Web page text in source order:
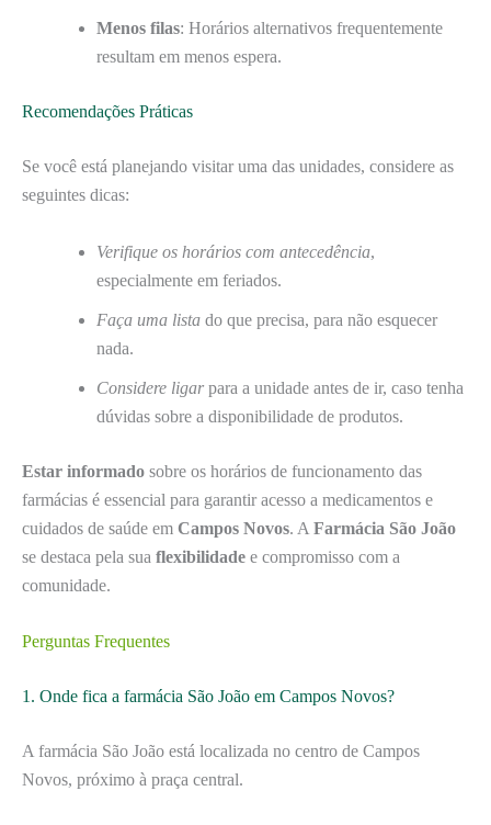
Menos filas: Horários alternativos frequentemente
resultam em menos espera.
Recomendações Práticas
Se você está planejando visitar uma das unidades, considere as
seguintes dicas:
Verifique os horários com antecedência,
especialmente em feriados.
Faça uma lista do que precisa, para não esquecer
nada.
Considere ligarpara a unidade antes de ir, caso tenha
dúvidas sobre a disponibilidade de produtos.
Estar informado sobre os horários de funcionamento das
farmácias é essencial para garantir acesso a medicamentos e
cuidados de saúde em Campos Novos. A Farmácia São João
se destaca pela sua flexibilidade e compromisso com a
comunidade.
Perguntas Frequentes
1. Onde fica a farmácia São João em Campos Novos?
A farmácia São João está localizada no centro de Campos
Novos, próximo à praça central.